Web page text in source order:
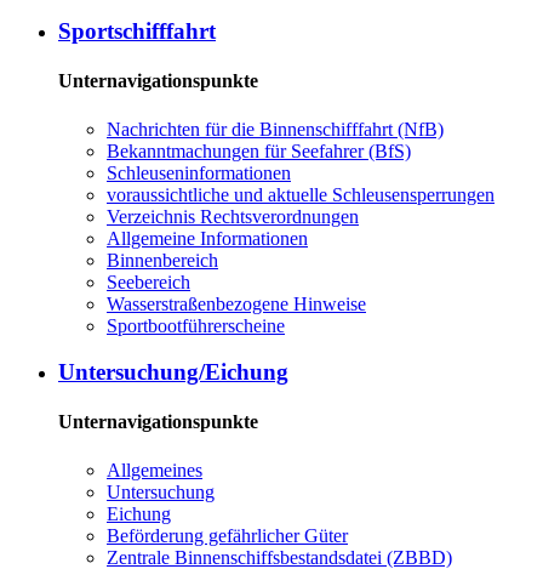
Sport­schiff­fahrt
Unternavigationspunkte
Nach­rich­ten für die Bin­nen­schiff­fahrt (NfB)
Be­kannt­ma­chun­gen für See­fah­rer (BfS)
Schleu­sen­in­for­ma­tio­nen
voraussichtliche und aktuelle Schleusensperrungen
Ver­zeich­nis Rechts­ver­ord­nun­gen
All­ge­mei­ne In­for­ma­tio­nen
Bin­nen­be­reich
See­be­reich
Was­ser­stra­ßen­be­zo­ge­ne Hin­wei­se
Sport­boot­füh­rer­schei­ne
Un­ter­su­chung/Ei­chung
Unternavigationspunkte
All­ge­mei­nes
Un­ter­su­chung
Ei­chung
Be­för­de­rung ge­fähr­li­cher Gü­ter
Zen­tra­le Bin­nen­schiffs­be­stands­da­tei (ZBBD)